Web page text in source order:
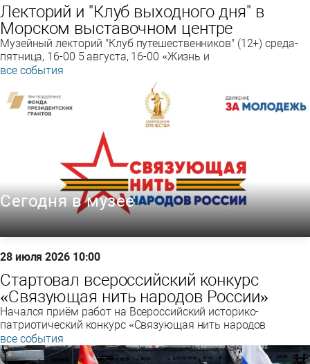
Лекторий и "Клуб выходного дня" в
Морском выставочном центре
Музейный лекторий "Клуб путешественников" (12+) среда-
пятница, 16-00 5 августа, 16-00 «Жизнь и
все события
28 июля 2026 10:00
Сегодня в музее
Стартовал всероссийский конкурс
«Связующая нить народов России»
Начался приём работ на Всероссийский историко-
патриотический конкурс «Связующая нить народов
все события